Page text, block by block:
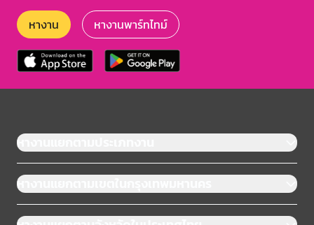
หางาน หางานพาร์ทไทม์
หางานแยกตามประเภทงาน
หางานแยกตามเขตในกรุงเทพมหานคร